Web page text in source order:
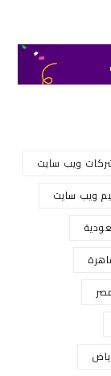
ويب سايت
ويب سايت